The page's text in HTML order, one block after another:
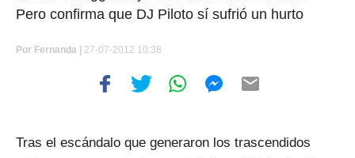
Pero confirma que DJ Piloto sí sufrió un hurto
Por Fernanda | 27-07-2012 10:38
Tras el escándalo que generaron los trascendidos